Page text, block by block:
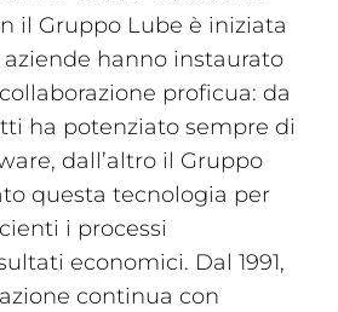
il Gruppo Lube è iniziata
aziende hanno instaurato
proficua: da
ha potenziato sempre di
dall’altro il Gruppo
questa tecnologia per
i processi
economici. Dal 1991,
continua con